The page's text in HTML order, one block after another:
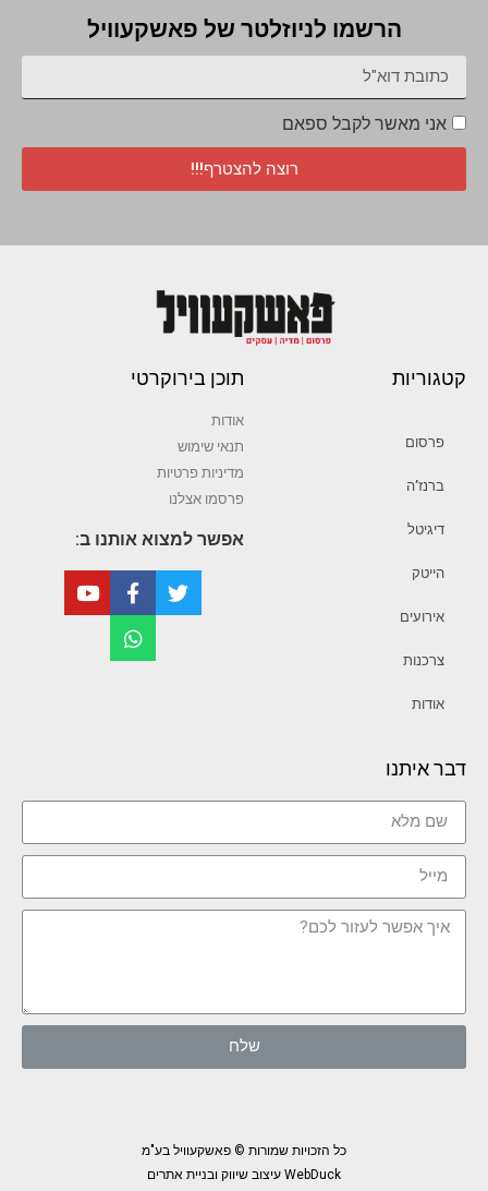
הרשמו לניוזלטר של פאשקעוויל
אני מאשר לקבל ספאם
רוצה להצטרף!!!
קטגוריות
פרסום
ברנז’ה
דיגיטל
הייטק
אירועים
צרכנות
אודות
תוכן בירוקרטי
אודות
תנאי שימוש
מדיניות פרטיות
פרסמו אצלנו
אפשר למצוא אותנו ב:
דבר איתנו
שלח
כל הזכויות שמורות © פאשקעוויל בע"מ
WebDuck עיצוב שיווק ובניית אתרים